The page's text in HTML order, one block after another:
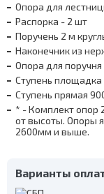
Опора для
Распорка - 2 шт
Поручень 2 м
Наконечник из
Опора для
Ступень
Ступень прямая
* - Комплект опор
от высоты. Опоры
2600мм и выше.
Варианты